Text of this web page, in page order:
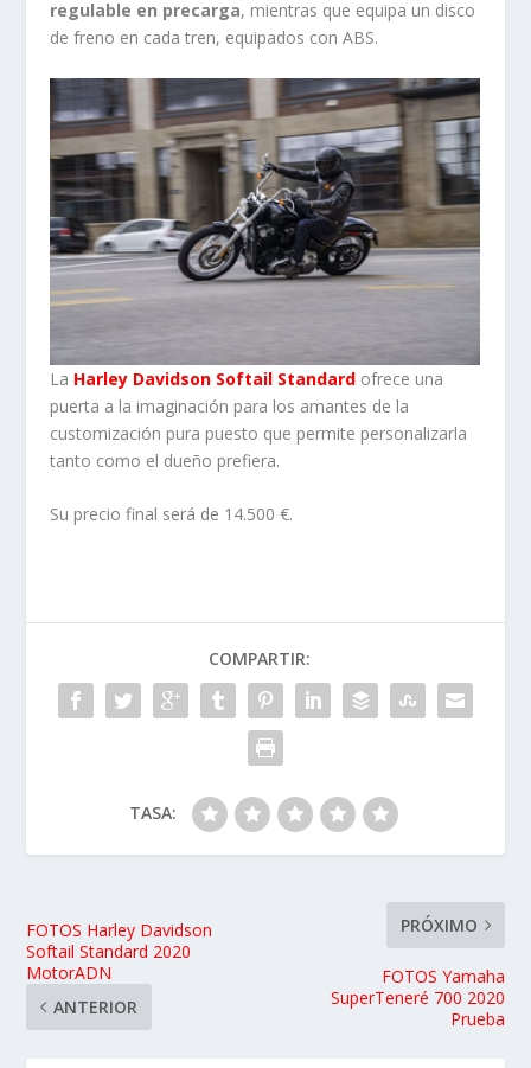
regulable en precarga, mientras que equipa un disco
de freno en cada tren, equipados con ABS.
La Harley Davidson Softail Standard ofrece una
puerta a la imaginación para los amantes de la
customización pura puesto que permite personalizarla
tanto como el dueño prefiera.
Su precio final será de 14.500 €.
COMPARTIR:
TASA:
FOTOS Harley Davidson
Softail Standard 2020
MotorADN
ANTERIOR
PRÓXIMO
FOTOS Yamaha
SuperTeneré 700 2020
Prueba